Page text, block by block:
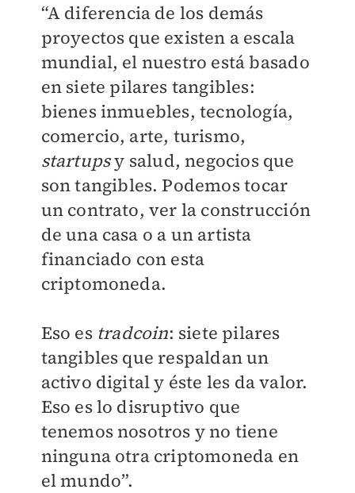
“A diferencia de los demás
proyectos que existen a escala
mundial, el nuestro está basado
en siete pilares tangibles:
bienes inmuebles, tecnología,
comercio, arte, turismo,
startupsy salud, negocios que
son tangibles. Podemos tocar
un contrato, ver la construcción
de una casa o a un artista
financiado con esta
criptomoneda.
Eso es tradcoin: siete pilares
tangibles que respaldan un
activo digital y éste les da valor.
Eso es lo disruptivo que
tenemos nosotros y no tiene
ninguna otra criptomoneda en
el mundo”.